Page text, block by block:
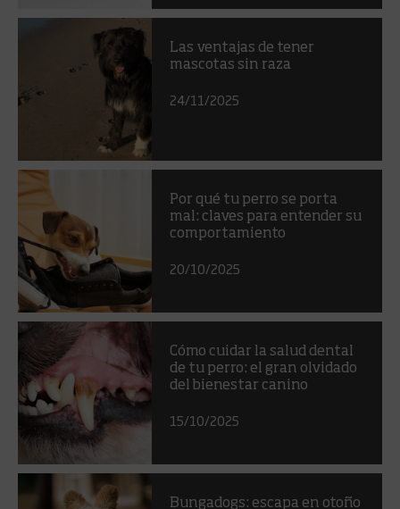
Las ventajas de tener
mascotas sin raza
24/11/2025
Por qué tu perro se porta
mal: claves para entender su
comportamiento
20/10/2025
Cómo cuidar la salud dental
de tu perro: el gran olvidado
del bienestar canino
15/10/2025
Bungadogs: escapa en otoño